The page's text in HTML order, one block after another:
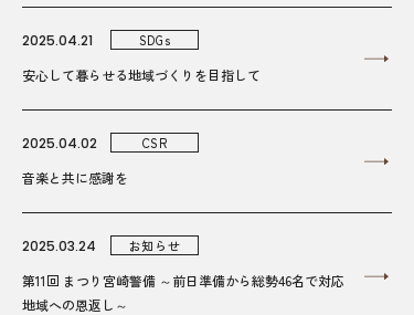
2025.04.21 SDGs
安心して暮らせる地域づくりを目指して
2025.04.02 CSR
音楽と共に感謝を
2025.03.24 お知らせ
第11回 まつり宮崎警備 ～前日準備から総勢46名で対応
地域への恩返し～